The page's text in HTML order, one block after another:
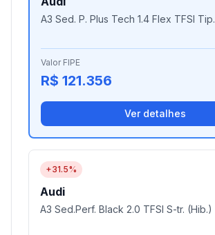
A3 Sed. P. Plus Tech 1.4 Flex TFSI Tip.
Valor FIPE
R$ 121.356
Ver detalhes
+31.5%
Audi
A3 Sed.Perf. Black 2.0 TFSI S-tr. (Hib.)